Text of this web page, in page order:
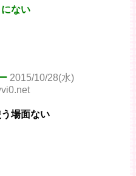
ない
2015/10/28(水)
場面ない